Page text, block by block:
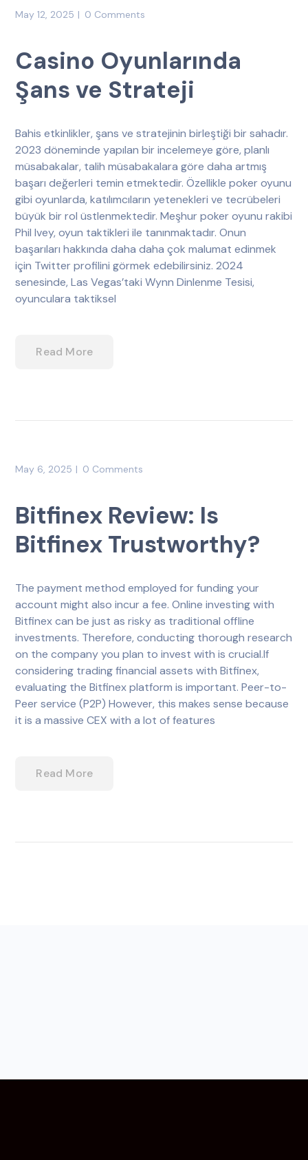
May 12, 2025 0 Comments
Casino Oyunlarında
Şans ve Strateji
Bahis etkinlikler, şans ve stratejinin birleştiği bir sahadır.
2023 döneminde yapılan bir incelemeye göre, planlı
müsabakalar, talih müsabakalara göre daha artmış
başarı değerleri temin etmektedir. Özellikle poker oyunu
gibi oyunlarda, katılımcıların yetenekleri ve tecrübeleri
büyük bir rol üstlenmektedir. Meşhur poker oyunu rakibi
Phil Ivey, oyun taktikleri ile tanınmaktadır. Onun
başarıları hakkında daha daha çok malumat edinmek
için Twitter profilini görmek edebilirsiniz. 2024
senesinde, Las Vegas’taki Wynn Dinlenme Tesisi,
oyunculara taktiksel
Read More
May 6, 2025 0 Comments
Bitfinex Review: Is
Bitfinex Trustworthy?
The payment method employed for funding your
account might also incur a fee. Online investing with
Bitfinex can be just as risky as traditional offline
investments. Therefore, conducting thorough research
on the company you plan to invest with is crucial.If
considering trading financial assets with Bitfinex,
evaluating the Bitfinex platform is important. Peer-to-
Peer service (P2P) However, this makes sense because
it is a massive CEX with a lot of features
Read More